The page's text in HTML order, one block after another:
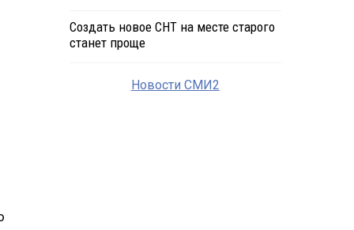
Создать новое СНТ на месте старого
станет проще
Новости СМИ2